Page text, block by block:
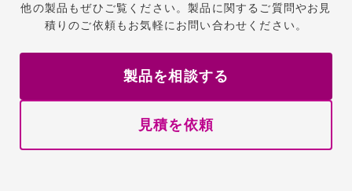
他の製品もぜひご覧ください。製品に関するご質問やお見
積りのご依頼もお気軽にお問い合わせください。
製品を相談する
見積を依頼